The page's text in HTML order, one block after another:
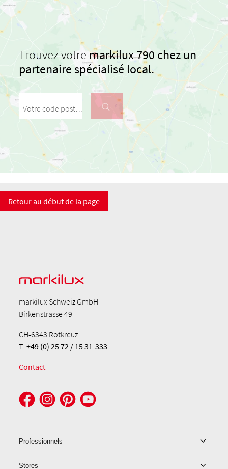
Trouvez votremarkilux 790 chez un
partenaire spécialisé local.
Votre code postal / votre ville
Retour au début de la page
markilux Schweiz GmbH
Birkenstrasse 49
CH-6343 Rotkreuz
T: +49 (0) 25 72 / 15 31-333
Contact
Professionnels
Stores